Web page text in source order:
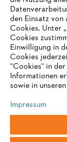
IHR
Sie nutzen
eine optimale
einem der
Firefox
den Einsatz
Cookies. Unter
Cookies
Einwilligung in
Cookies
“Cookies“ in
Informationen
sowie in unseren
Impressum